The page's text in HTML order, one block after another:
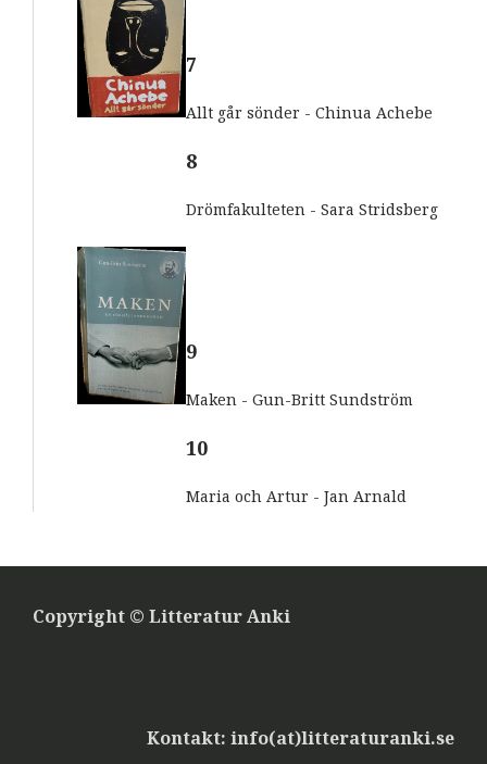
7
Allt går sönder - Chinua Achebe
8
Drömfakulteten - Sara Stridsberg
9
Maken - Gun-Britt Sundström
10
Maria och Artur - Jan Arnald
Copyright © Litteratur Anki
Kontakt: info(at)litteraturanki.se